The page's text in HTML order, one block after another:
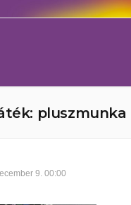
pluszmunka
9. 00:00